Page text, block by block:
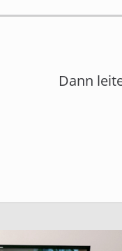
Dann